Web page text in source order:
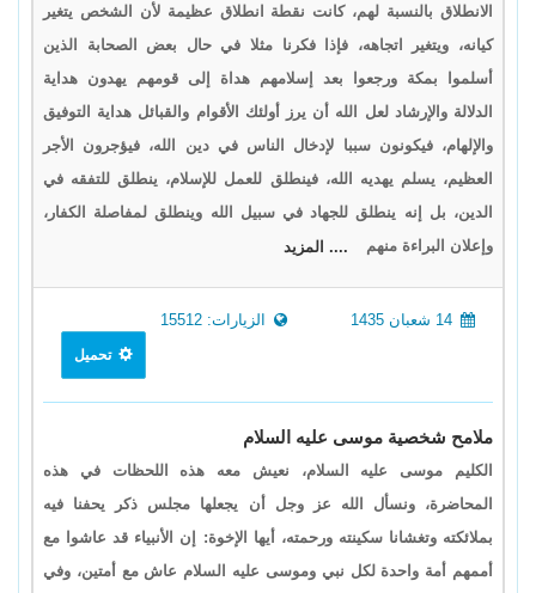
الانطلاق بالنسبة لهم، كانت نقطة انطلاق عظيمة لأن الشخص يتغير
كيانه، ويتغير اتجاهه، فإذا فكرنا مثلا في حال بعض الصحابة الذين
أسلموا بمكة ورجعوا بعد إسلامهم هداة إلى قومهم يهدون هداية
الدلالة والإرشاد لعل الله أن يرز أولئك الأقوام والقبائل هداية التوفيق
والإلهام، فيكونون سببا لإدخال الناس في دين الله، فيؤجرون الأجر
العظيم، يسلم يهديه الله، فينطلق للعمل للإسلام، ينطلق للتفقه في
الدين، بل إنه ينطلق للجهاد في سبيل الله وينطلق لمفاصلة الكفار،
وإعلان البراءة منهم
.... المزيد
الزيارات: 15512
تحميل
ملامح شخصية موسى عليه السلام
الكليم موسى عليه السلام، نعيش معه هذه اللحظات في هذه
المحاضرة، ونسأل الله عز وجل أن يجعلها مجلس ذكر يحفنا فيه
بملائكته وتغشانا سكينته ورحمته، أيها الإخوة: إن الأنبياء قد عاشوا مع
أممهم أمة واحدة لكل نبي وموسى عليه السلام عاش مع أمتين، وفي